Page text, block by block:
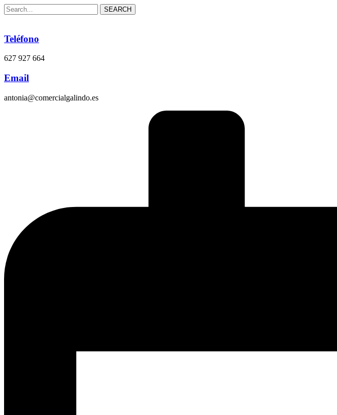
SEARCH
Teléfono
627 927 664
Email
antonia@comercialgalindo.es